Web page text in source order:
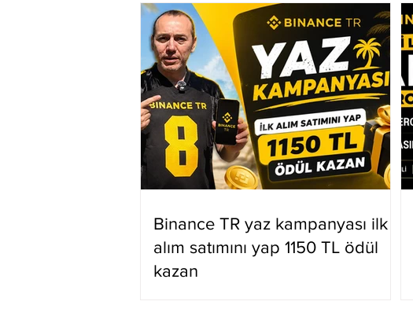
Binance TR yaz kampanyası ilk
alım satımını yap 1150 TL ödül
kazan